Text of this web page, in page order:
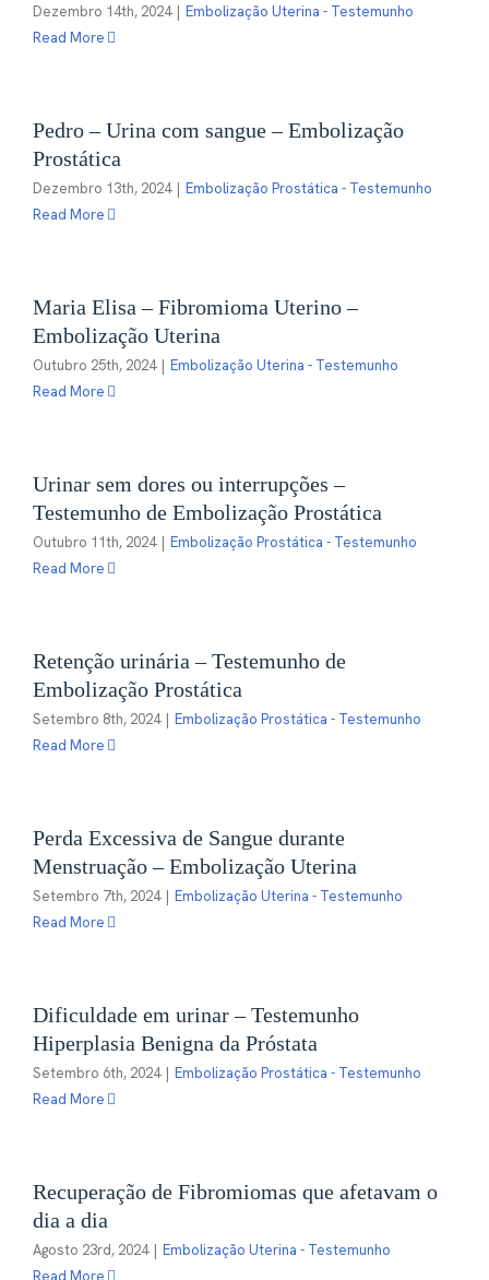
Dezembro 14th, 2024 | Embolização Uterina - Testemunho
Read More
Pedro – Urina com sangue – Embolização
Prostática
Dezembro 13th, 2024 | Embolização Prostática - Testemunho
Read More
Maria Elisa – Fibromioma Uterino –
Embolização Uterina
Outubro 25th, 2024 | Embolização Uterina - Testemunho
Read More
Urinar sem dores ou interrupções –
Testemunho de Embolização Prostática
Outubro 11th, 2024 | Embolização Prostática - Testemunho
Read More
Retenção urinária – Testemunho de
Embolização Prostática
Setembro 8th, 2024 | Embolização Prostática - Testemunho
Read More
Perda Excessiva de Sangue durante
Menstruação – Embolização Uterina
Setembro 7th, 2024 | Embolização Uterina - Testemunho
Read More
Dificuldade em urinar – Testemunho
Hiperplasia Benigna da Próstata
Setembro 6th, 2024 | Embolização Prostática - Testemunho
Read More
Recuperação de Fibromiomas que afetavam o
dia a dia
Agosto 23rd, 2024 | Embolização Uterina - Testemunho
Read More